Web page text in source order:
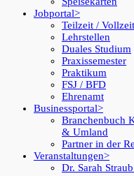
Jobportal
Teilzeit / Vollzeit
Lehrstellen
Duales Studium
Praxissemester
Praktikum
FSJ / BFD
Ehrenamt
Businessportal
Branchenbuch
& Umland
Partner in der
Veranstaltungen
Dr. Sarah